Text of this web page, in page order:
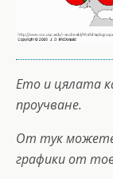
Ето и цялата
проучване.
От тук
графики от